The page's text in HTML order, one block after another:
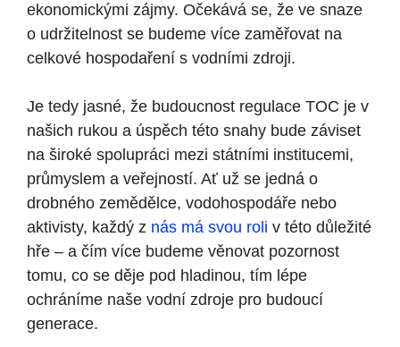
ekonomickými zájmy. Očekává se, že ve snaze
‌o udržitelnost se budeme ​více zaměřovat na
celkové hospodaření s vodními zdroji.
Je tedy jasné, že budoucnost ⁤regulace TOC je v
našich⁣ rukou a úspěch této snahy bude záviset
na široké spolupráci mezi státními institucemi,
průmyslem a veřejností.‌ Ať už se jedná o
drobného zemědělce, vodohospodáře nebo​
aktivisty, každý z nás má svou roli v této⁤ důležité
hře – a čím více budeme věnovat pozornost
tomu,⁤ co se děje pod hladinou,⁢ tím lépe
ochráníme naše vodní zdroje ​pro budoucí
generace.